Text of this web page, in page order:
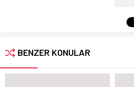
BENZER KONULAR